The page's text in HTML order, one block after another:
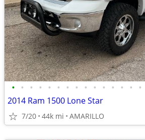
• • • • • • • • • • • • • • •
2014 Ram 1500 Lone Star
7/20 44k mi AMARILLO